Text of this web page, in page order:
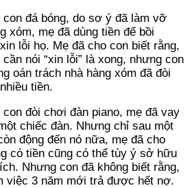
con đá bóng, do sơ ý đã làm vỡ
xóm, mẹ đã dùng tiền để bồi
lỗi họ. Mẹ đã cho con biết rằng,
nói “xin lỗi” là xong, nhưng con
oán trách nhà hàng xóm đã đòi
tiền.
con đòi chơi đàn piano, mẹ đã vay
chiếc đàn. Nhưng chỉ sau một
động đến nó nữa, mẹ đã cho
có tiền cũng có thể tùy ý sở hữu
Nhưng con đã không biết rằng,
việc 3 năm mới trả được hết nợ.